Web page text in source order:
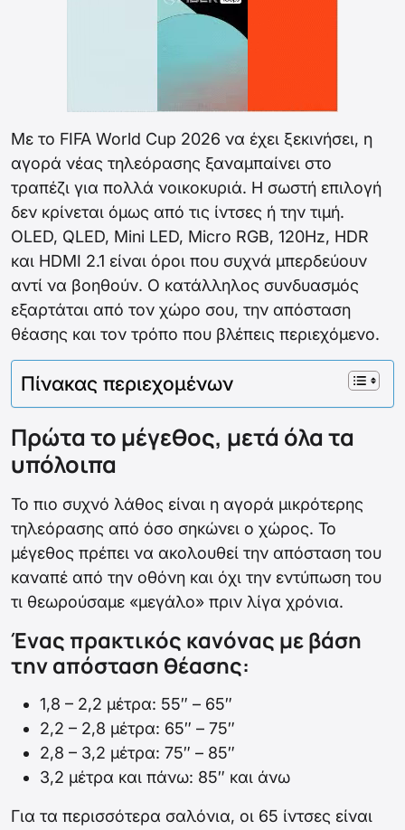
Με το FIFA World Cup 2026 να έχει ξεκινήσει, η
αγορά νέας τηλεόρασης ξαναμπαίνει στο
τραπέζι για πολλά νοικοκυριά. Η σωστή επιλογή
δεν κρίνεται όμως από τις ίντσες ή την τιμή.
OLED, QLED, Mini LED, Micro RGB, 120Hz, HDR
και HDMI 2.1 είναι όροι που συχνά μπερδεύουν
αντί να βοηθούν. Ο κατάλληλος συνδυασμός
εξαρτάται από τον χώρο σου, την απόσταση
θέασης και τον τρόπο που βλέπεις περιεχόμενο.
Πίνακας περιεχομένων
Πρώτα το μέγεθος, μετά όλα τα
υπόλοιπα
Το πιο συχνό λάθος είναι η αγορά μικρότερης
τηλεόρασης από όσο σηκώνει ο χώρος. Το
μέγεθος πρέπει να ακολουθεί την απόσταση του
καναπέ από την οθόνη και όχι την εντύπωση του
τι θεωρούσαμε «μεγάλο» πριν λίγα χρόνια.
Ένας πρακτικός κανόνας με βάση
την απόσταση θέασης:
1,8 – 2,2 μέτρα: 55″ – 65″
2,2 – 2,8 μέτρα: 65″ – 75″
2,8 – 3,2 μέτρα: 75″ – 85″
3,2 μέτρα και πάνω: 85″ και άνω
Για τα περισσότερα σαλόνια, οι 65 ίντσες είναι